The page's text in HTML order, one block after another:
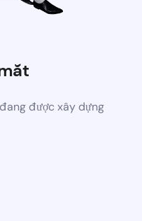
được xây dựng